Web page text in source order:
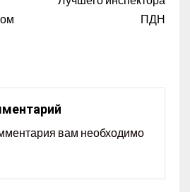
ПДН
вам необходимо